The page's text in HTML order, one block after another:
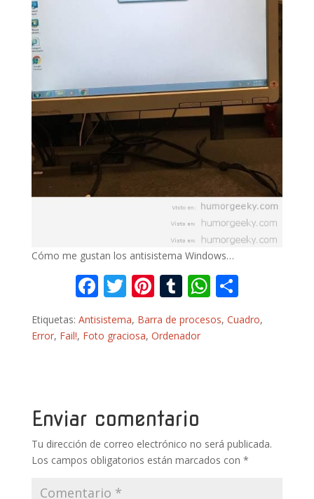
Cómo me gustan los antisistema Windows…
F
ac
e
b
k
T
w
itt
Pi
nt
er
T
u
m
W
h
at
o
m
Etiquetas: Antisistema, Barra de procesos, Cuadro,
Error, Fail!, Foto graciosa, Ordenador
Enviar comentario
Tu dirección de correo electrónico no será publicada.
Los campos obligatorios están marcados con *